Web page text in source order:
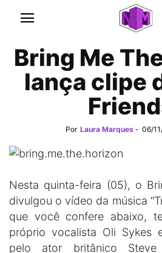
Bring Me
lança clipe
Por Laura Marques - 06/
Nesta quinta-feira (05), o
divulgou o vídeo da música
que você confere abaixo,
próprio vocalista Oli Sykes
pelo ator britânico